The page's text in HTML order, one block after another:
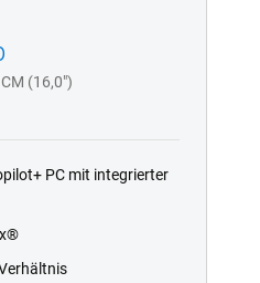
(16,0")
PC mit integrierter